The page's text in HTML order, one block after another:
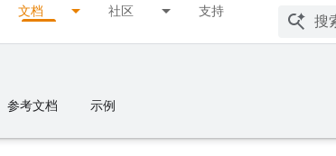
文档 社区 支持
参考文档 示例